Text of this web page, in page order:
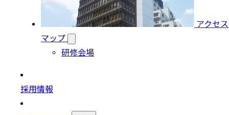
アクセス
マップ
研修会場
採用情報